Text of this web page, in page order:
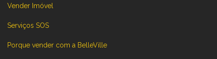
Vender Imóvel
Serviços SOS
Porque vender com a BelleVille